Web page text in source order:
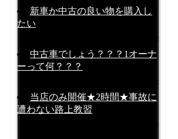
新車か中古の良い物を購入し
たい
2026-03-15 at 17:17PM
中古車でしょう？？？1オーナ
ーって何？？？
2026-03-12 at 23:45PM
当店のみ開催★2時間★事故に
遭わない路上教習
2026-03-04 at 16:16PM